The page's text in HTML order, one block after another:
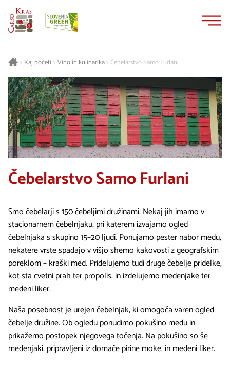
> Kaj početi > Vino in kulinarika>Čebelarstvo Samo Furlani
Čebelarstvo Samo Furlani
Smo čebelarji s 150 čebeljimi družinami. Nekaj jih imamo v
stacionarnem čebelnjaku, pri katerem izvajamo ogled
čebelnjaka s skupino 15–20 ljudi. Ponujamo pester nabor medu,
nekatere vrste spadajo v višjo shemo kakovosti z geografskim
poreklom – kraški med. Pridelujemo tudi druge čebelje pridelke,
kot sta cvetni prah ter propolis, in izdelujemo medenjake ter
medeni liker.
Naša posebnost je urejen čebelnjak, ki omogoča varen ogled
čebelje družine. Ob ogledu ponudimo pokušino medu in
prikažemo postopek njegovega točenja. Na pokušino so še
medenjaki, pripravljeni iz domače pirine moke, in medeni liker.